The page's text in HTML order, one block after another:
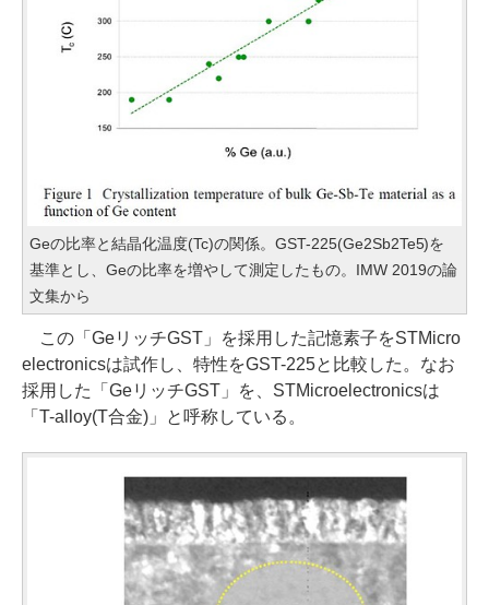
Geの比率と結晶化温度(Tc)の関係。GST-225(Ge2Sb2Te5)を
基準とし、Geの比率を増やして測定したもの。IMW 2019の論
文集から
この「GeリッチGST」を採用した記憶素子をSTMicro
electronicsは試作し、特性をGST-225と比較した。なお
採用した「GeリッチGST」を、STMicroelectronicsは
「T-alloy(T合金)」と呼称している。